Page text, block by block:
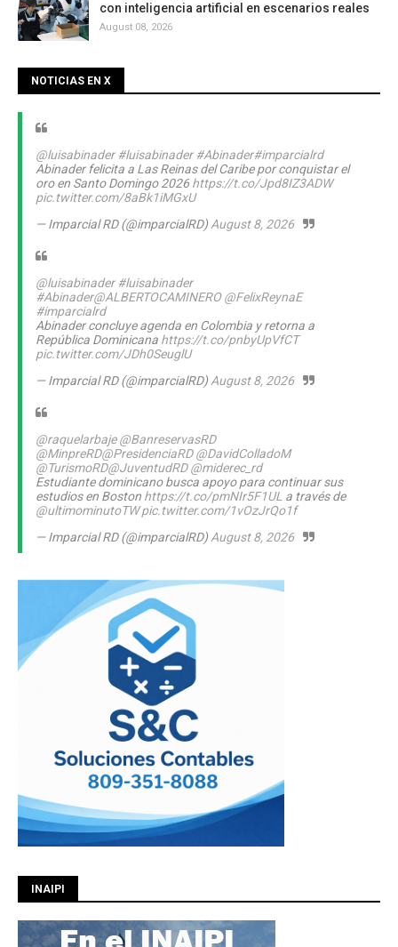
con inteligencia artificial en escenarios reales
August 08, 2026
NOTICIAS EN X
@luisabinader #luisabinader #Abinader#imparcialrd
Abinader felicita a Las Reinas del Caribe por conquistar el
oro en Santo Domingo 2026 https://t.co/Jpd8IZ3ADW
pic.twitter.com/8aBk1iMGxU
— Imparcial RD (@imparcialRD)August 8, 2026
@luisabinader #luisabinader
#Abinader@ALBERTOCAMINERO @FelixReynaE
#imparcialrd
Abinader concluye agenda en Colombia y retorna a
República Dominicana https://t.co/pnbyUpVfCT
pic.twitter.com/JDh0SeuglU
— Imparcial RD (@imparcialRD)August 8, 2026
@raquelarbaje @BanreservasRD
@MinpreRD@PresidenciaRD @DavidColladoM
@TurismoRD@JuventudRD @miderec_rd
Estudiante dominicano busca apoyo para continuar sus
estudios en Boston https://t.co/pmNIr5F1UL a través de
@ultimominutoTW pic.twitter.com/1vOzJrQo1f
— Imparcial RD (@imparcialRD)August 8, 2026
INAIPI